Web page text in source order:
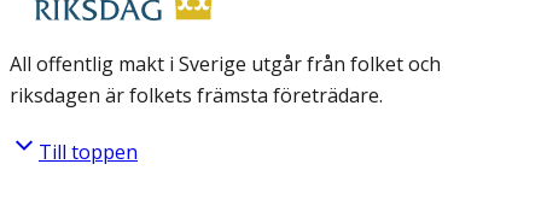
All offentlig makt i Sverige utgår från folket och
riksdagen är folkets främsta företrädare.
Till toppen